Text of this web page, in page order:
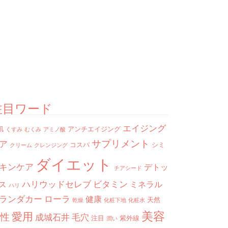
ワード
くすみ むくみ アミノ酸 アンチエイジング エイジング
クリーム クレンジング コスパ サプリメント シミ
ンケア ダイエット チアシード デトッ
ハリ ハリウッドセレブ ビタミン ミネラル
ンダカー ローラ 乾燥 健康 化粧下地 化粧水 天然
愛用 成城石井毛穴 注目 潤い 紫外線 美容